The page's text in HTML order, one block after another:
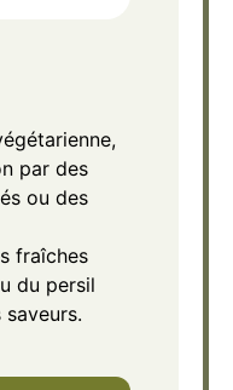
par des
ou des
fraîches
du persil